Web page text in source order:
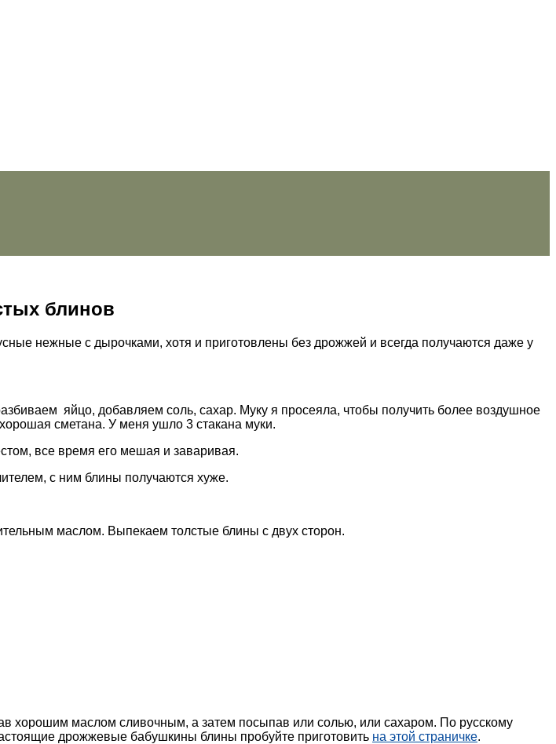
блинов
нежные с дырочками, хотя и приготовлены без дрожжей и всегда получаются даже у
яйцо, добавляем соль, сахар. Муку я просеяла, чтобы получить более воздушное
сметана. У меня ушло 3 стакана муки.
все время его мешая и заваривая.
с ним блины получаются хуже.
маслом. Выпекаем толстые блины с двух сторон.
хорошим маслом сливочным, а затем посыпав или солью, или сахаром. По русскому
дрожжевые бабушкины блины пробуйте приготовить на этой страничке.